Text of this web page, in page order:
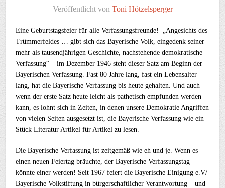
Veröffentlicht von Toni Hötzelsperger
Eine Geburtstagsfeier für alle Verfassungsfreunde! „Angesichts des
Trümmerfeldes … gibt sich das Bayerische Volk, eingedenk seiner
mehr als tausendjährigen Geschichte, nachstehende demokratische
Verfassung“ – im Dezember 1946 steht dieser Satz am Beginn der
Bayerischen Verfassung. Fast 80 Jahre lang, fast ein Lebensalter
lang, hat die Bayerische Verfassung bis heute gehalten. Und auch
wenn der erste Satz heute leicht als pathetisch empfunden werden
kann, es lohnt sich in Zeiten, in denen unsere Demokratie Angriffen
von vielen Seiten ausgesetzt ist, die Bayerische Verfassung wie ein
Stück Literatur Artikel für Artikel zu lesen.
Die Bayerische Verfassung ist zeitgemäß wie eh und je. Wenn es
einen neuen Feiertag bräuchte, der Bayerische Verfassungstag
könnte einer werden! Seit 1967 feiert die Bayerische Einigung e.V/
Bayerische Volkstiftung in bürgerschaftlicher Verantwortung – und